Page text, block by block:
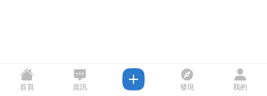
首頁 資訊 發現 我的